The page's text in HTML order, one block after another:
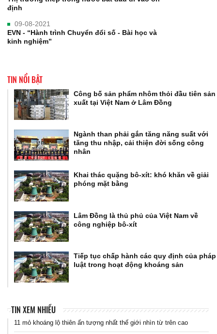
định
09-08-2021
EVN - “Hành trình Chuyển đổi số - Bài học và
kinh nghiệm”
TIN NỔI BẬT
Công bố sản phẩm nhôm thỏi đầu tiên sản
xuất tại Việt Nam ở Lâm Đồng
Ngành than phải gắn tăng năng suất với
tăng thu nhập, cải thiện đời sống công
nhân
Khai thác quặng bô-xít: khó khăn về giải
phóng mặt bằng
Lâm Đồng là thủ phủ của Việt Nam về
công nghiệp bô-xít
Tiếp tục chấp hành các quy định của pháp
luật trong hoạt động khoáng sản
TIN XEM NHIỀU
11 mỏ khoáng lộ thiên ấn tượng nhất thế giới nhìn từ trên cao